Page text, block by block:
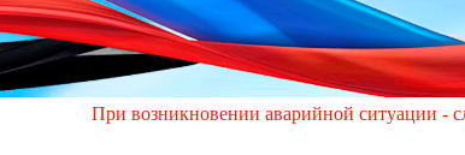
возникновении аварийной ситуации - служба